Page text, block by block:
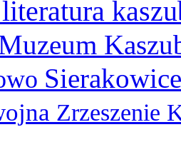
literatura
Zrzeszenie